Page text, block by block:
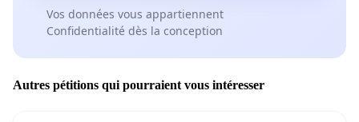
Vos données vous appartiennent
Confidentialité dès la conception
Autres pétitions qui pourraient vous intéresser